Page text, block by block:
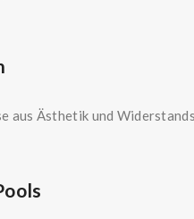
aus Ästhetik und